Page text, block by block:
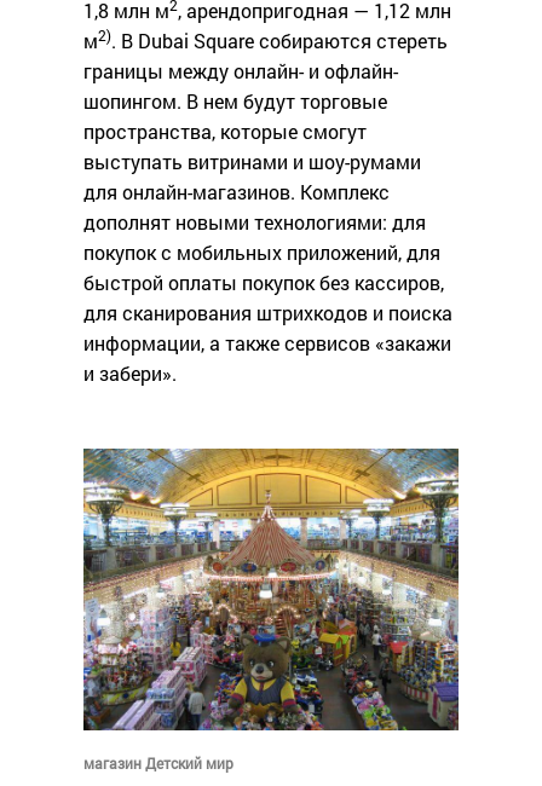
1,8 млн м2, арендопригодная — 1,12 млн
м2). В Dubai Square собираются стереть
границы между онлайн- и офлайн-
шопингом. В нем будут торговые
пространства, которые смогут
выступать витринами и шоу-румами
для онлайн-магазинов. Комплекс
дополнят новыми технологиями: для
покупок с мобильных приложений, для
быстрой оплаты покупок без кассиров,
для сканирования штрихкодов и поиска
информации, а также сервисов «закажи
и забери».
магазин Детский мир